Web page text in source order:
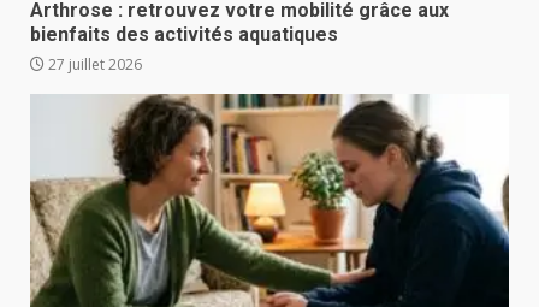
Arthrose : retrouvez votre mobilité grâce aux
bienfaits des activités aquatiques
27 juillet 2026